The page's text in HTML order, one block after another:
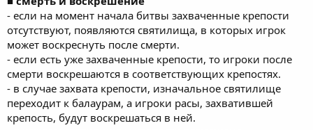
- если на момент начала битвы захваченные крепости
отсутствуют, появляются святилища, в которых игрок
может воскреснуть после смерти.
- если есть уже захваченные крепости, то игроки после
смерти воскрешаются в соответствующих крепостях.
- в случае захвата крепости, изначальное святилище
переходит к балаурам, а игроки расы, захватившей
крепость, будут воскрешаться в ней.